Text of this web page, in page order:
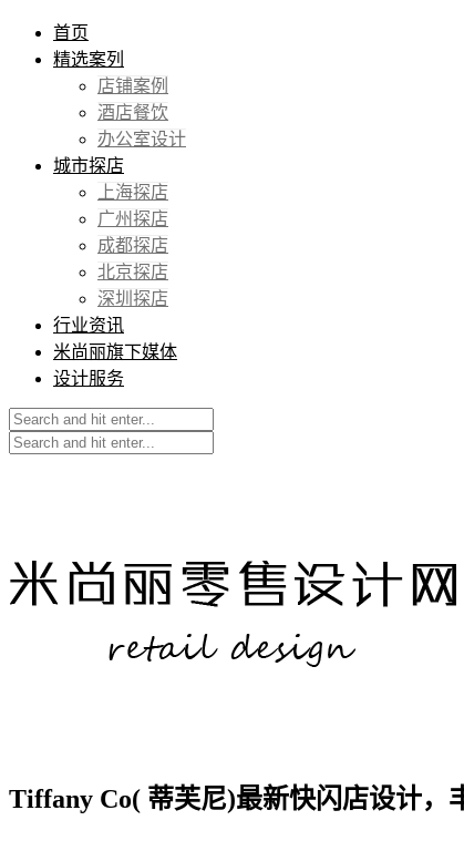
首页
精选案列
店铺案例
酒店餐饮
办公室设计
城市探店
上海探店
广州探店
成都探店
北京探店
深圳探店
行业资讯
米尚丽旗下媒体
设计服务
Tiffany Co( 蒂芙尼)最新快闪店设计，